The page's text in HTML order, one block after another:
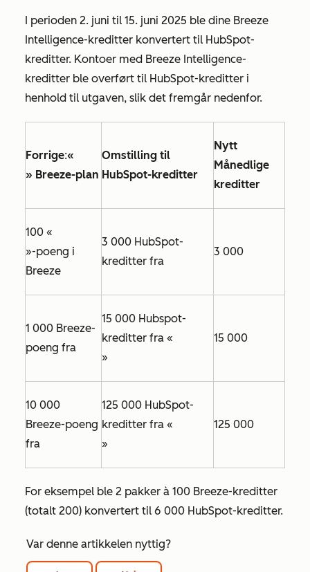
I perioden 2. juni til 15. juni 2025 ble dine Breeze
Intelligence-kreditter konvertert til HubSpot-
kreditter. Kontoer med Breeze Intelligence-
kreditter ble overført til HubSpot-kreditter i
henhold til utgaven, slik det fremgår nedenfor.
Forrige:«
» Breeze-plan
Omstilling til
HubSpot-kreditter
Nytt
Månedlige
kreditter
100 «
»-poeng i
Breeze
3 000 HubSpot-
kreditter fra
3 000
1 000 Breeze-
poeng fra
15 000 Hubspot-
kreditter fra «
»
15 000
10 000
Breeze-poeng
fra
125 000 HubSpot-
kreditter fra «
»
125 000
For eksempel ble 2 pakker à 100 Breeze-kreditter
(totalt 200) konvertert til 6 000 HubSpot-kreditter.
Var denne artikkelen nyttig?